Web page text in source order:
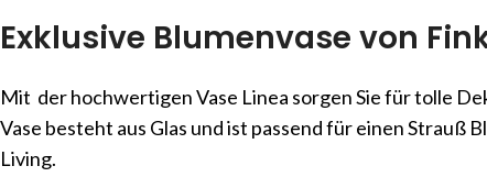
Exklusive Blumenvase von
Mit der hochwertigen Vase Linea sorgen Sie für tolle
Vase besteht aus Glas und ist passend für einen Strauß
Living.